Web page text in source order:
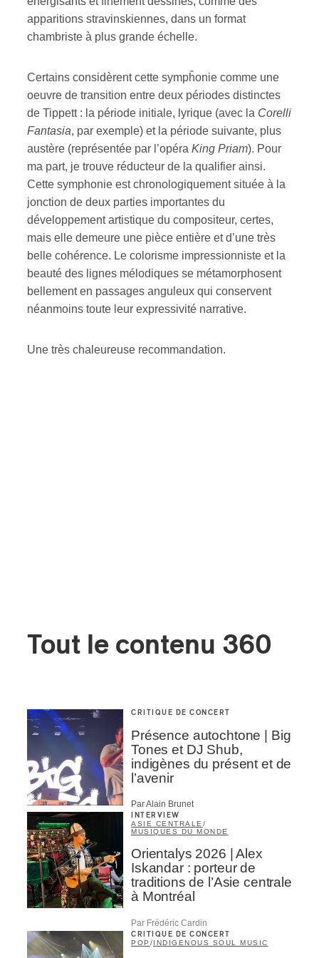
apparitions stravinskiennes, dans un format
chambriste à plus grande échelle.
Certains considèrent cette sympĥonie comme une
oeuvre de transition entre deux périodes distinctes
de Tippett : la période initiale, lyrique (avec la Corelli
Fantasia, par exemple) et la période suivante, plus
austère (représentée par l’opéra King Priam). Pour
ma part, je trouve réducteur de la qualifier ainsi.
Cette symphonie est chronologiquement située à la
jonction de deux parties importantes du
développement artistique du compositeur, certes,
mais elle demeure une pièce entière et d’une très
belle cohérence. Le colorisme impressionniste et la
beauté des lignes mélodiques se métamorphosent
bellement en passages anguleux qui conservent
néanmoins toute leur expressivité narrative.
Une très chaleureuse recommandation.
Tout le contenu 360
CRITIQUE DE CONCERT
Présence autochtone | Big
Tones et DJ Shub,
indigènes du présent et de
l’avenir
Par Alain Brunet
INTERVIEW
ASIE CENTRALE/
MUSIQUES DU MONDE
Orientalys 2026 | Alex
Iskandar : porteur de
traditions de l’Asie centrale
à Montréal
Par Frédéric Cardin
CRITIQUE DE CONCERT
POP /INDIGENOUS SOUL MUSIC